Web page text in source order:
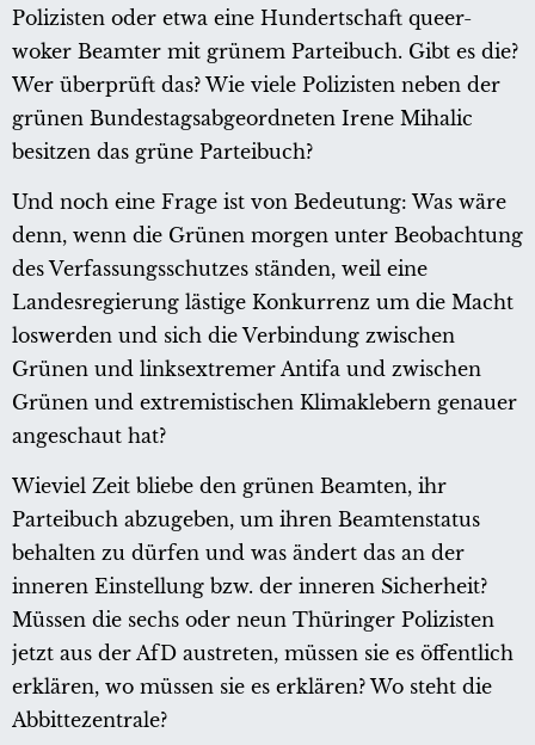
Polizisten oder etwa eine Hundertschaft queer-
woker Beamter mit grünem Parteibuch. Gibt es die?
Wer überprüft das? Wie viele Polizisten neben der
grünen Bundestagsabgeordneten Irene Mihalic
besitzen das grüne Parteibuch?
Und noch eine Frage ist von Bedeutung: Was wäre
denn, wenn die Grünen morgen unter Beobachtung
des Verfassungsschutzes ständen, weil eine
Landesregierung lästige Konkurrenz um die Macht
loswerden und sich die Verbindung zwischen
Grünen und linksextremer Antifa und zwischen
Grünen und extremistischen Klimaklebern genauer
angeschaut hat?
Wieviel Zeit bliebe den grünen Beamten, ihr
Parteibuch abzugeben, um ihren Beamtenstatus
behalten zu dürfen und was ändert das an der
inneren Einstellung bzw. der inneren Sicherheit?
Müssen die sechs oder neun Thüringer Polizisten
jetzt aus der AfD austreten, müssen sie es öffentlich
erklären, wo müssen sie es erklären? Wo steht die
Abbittezentrale?